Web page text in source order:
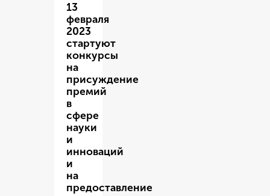
13
февраля
2023
стартуют
конкурсы
на
присуждение
премий
в
сфере
науки
и
инноваций
и
на
предоставление